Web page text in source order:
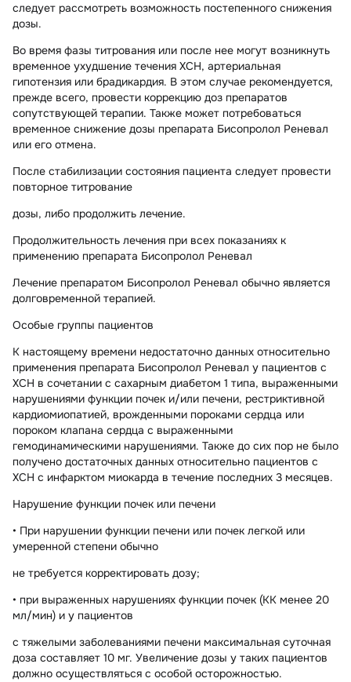
следует рассмотреть возможность постепенного снижения
дозы.
Во время фазы титрования или после нее могут возникнуть
временное ухудшение течения ХСН, артериальная
гипотензия или брадикардия. В этом случае рекомендуется,
прежде всего, провести коррекцию доз препаратов
сопутствующей терапии. Также может потребоваться
временное снижение дозы препарата Бисопролол Реневал
или его отмена.
После стабилизации состояния пациента следует провести
повторное титрование
дозы, либо продолжить лечение.
Продолжительность лечения при всех показаниях к
применению препарата Бисопролол Реневал
Лечение препаратом Бисопролол Реневал обычно является
долговременной терапией.
Особые группы пациентов
К настоящему времени недостаточно данных относительно
применения препарата Бисопролол Реневал у пациентов с
ХСН в сочетании с сахарным диабетом 1 типа, выраженными
нарушениями функции почек и/или печени, рестриктивной
кардиомиопатией, врожденными пороками сердца или
пороком клапана сердца с выраженными
гемодинамическими нарушениями. Также до сих пор не было
получено достаточных данных относительно пациентов с
ХСН с инфарктом миокарда в течение последних 3 месяцев.
Нарушение функции почек или печени
• При нарушении функции печени или почек легкой или
умеренной степени обычно
не требуется корректировать дозу;
• при выраженных нарушениях функции почек (КК менее 20
мл/мин) и у пациентов
с тяжелыми заболеваниями печени максимальная суточная
доза составляет 10 мг. Увеличение дозы у таких пациентов
должно осуществляться с особой осторожностью.